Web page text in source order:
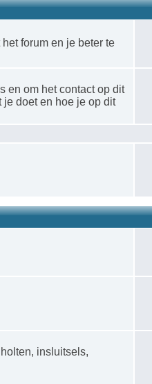
forum en je beter te
en om het contact op dit
doet en hoe je op dit
insluitsels,